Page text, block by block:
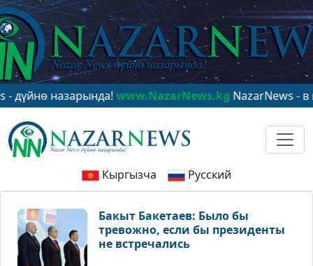
назарында!www.NazarNews.kgNazarNews - в
Кыргызча Русский
Бакыт Бакетаев: Было бы
тревожно, если бы президенты
не встречались